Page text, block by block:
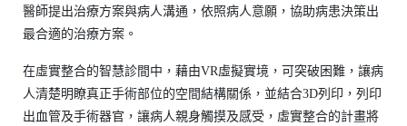
醫師提出治療方案與病人溝通，依照病人意願，協助病患決策出
最合適的治療方案。
在虛實整合的智慧診間中，藉由VR虛擬實境，可突破困難，讓病
人清楚明瞭真正手術部位的空間結構關係，並結合3D列印，列印
出血管及手術器官，讓病人親身觸摸及感受，虛實整合的計畫將